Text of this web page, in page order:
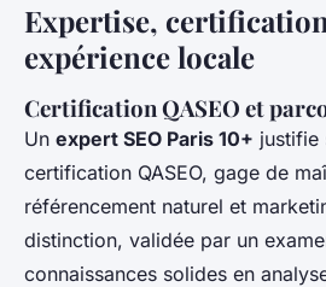
Expertise,
expérience locale
Certification QASEO et
Un expert SEO Paris 10+ justifie
certification QASEO, gage de
référencement naturel et
distinction, validée par un
connaissances solides en